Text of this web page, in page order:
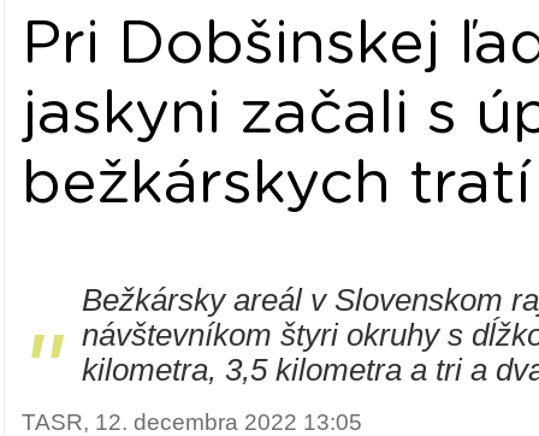
Pri Dobšinskej
jaskyni začali s
bežkárskych tratí
"
Bežkársky areál v Slovenskom
návštevníkom štyri okruhy s
kilometra, 3,5 kilometra a tri a
TASR, 12. decembra 2022 13:05